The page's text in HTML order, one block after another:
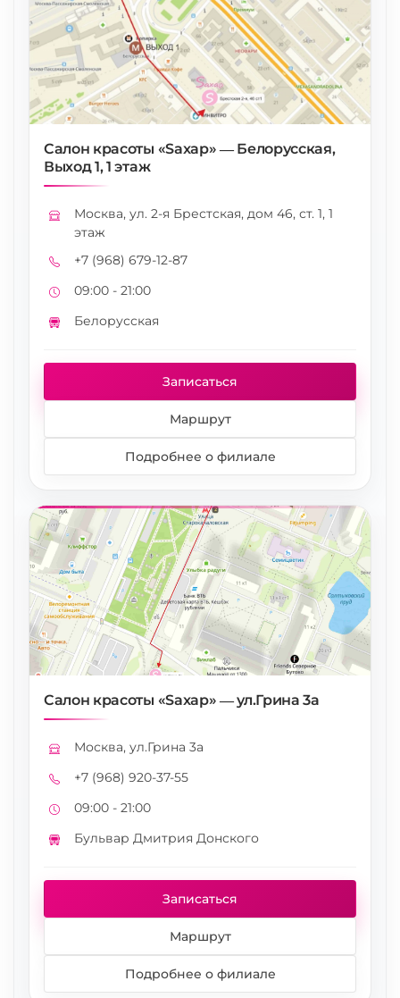
Салон красоты «Saxap» — Белорусская,
Выход 1, 1 этаж
Адрес
Москва, ул. 2-я Брестская, дом 46, ст. 1, 1
этаж
Телефон
+7 (968) 679-12-87
Режим работы
09:00 - 21:00
Метро
Белорусская
Записаться
Маршрут
Подробнее о филиале
Салон красоты «Saxap» — ул.Грина 3а
Адрес
Москва, ул.Грина 3а
Телефон
+7 (968) 920-37-55
Режим работы
09:00 - 21:00
Метро
Бульвар Дмитрия Донского
Записаться
Маршрут
Подробнее о филиале